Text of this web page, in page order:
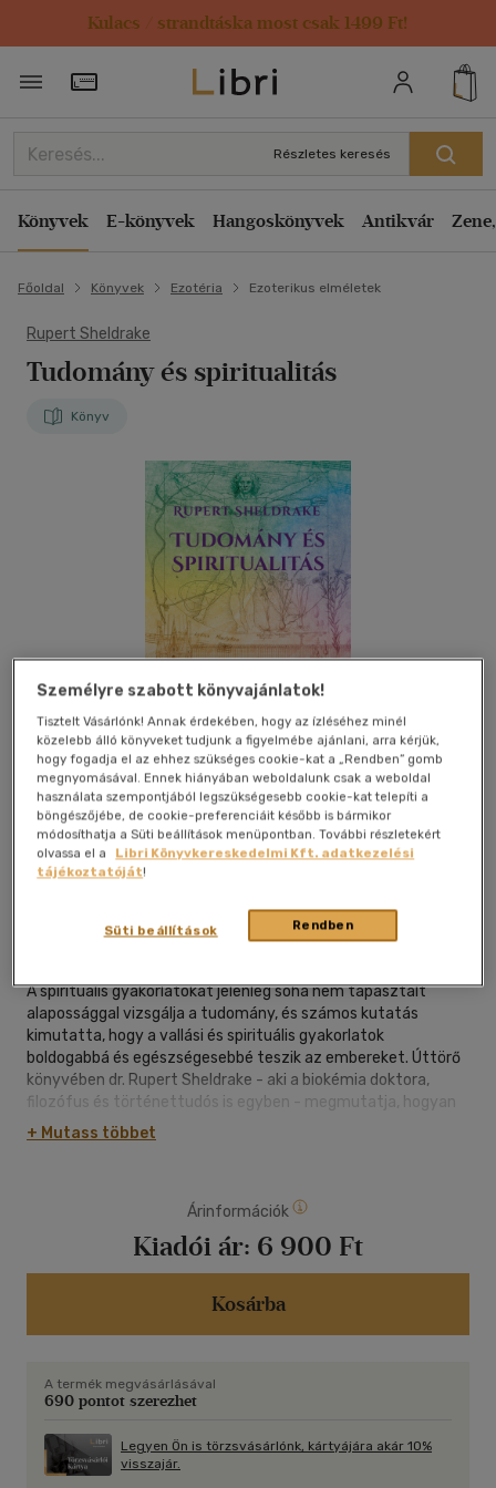
Kulacs / strandtáska most csak 1499 Ft!
Törzsvásárlói Kártya adatai
Részletes keresés
Könyvek E-könyvek Hangoskönyvek Antikvár
Főoldal Könyvek Ezotéria Ezoterikus elméletek
Rupert Sheldrake
Tudomány és spiritualitás
Könyv
Kívánságlistához adom Megosztom
| magyar nyelvű|keménytábla
A spirituális gyakorlatokat jelenleg soha nem tapasztalt
alapossággal vizsgálja a tudomány, és számos kutatás
kimutatta, hogy a vallási és spirituális gyakorlatok
boldogabbá és egészségesebbé teszik az embereket. Úttörő
könyvében dr. Rupert Sheldrake - aki a biokémia doktora,
filozófus és történettudós is egyben - megmutatja, hogyan
támasztja alá a tudomány azt a hét szellemi gyakorlatot,
amelyekre sok vallás is épít, és amelyek részei az emberiség
- a természettel való kapcsolatot,
- a növényekhez kapcsolódást,
Ez a mű összefoglalja a legfrissebb tudományos
vizsgálatokat azzal kapcsolatban, hogy mi történik, ha
spirituális gyakorlatokat végzünk, és olyan utakat javasol,
amelyeken mi magunk is felfedezhetjük e területeket. A
vallásos emberek számára az író megvilágítja szertartásaik
+ Mutass többet
Árinformációk
Kiadói ár: 6 900 Ft
Kosárba
A termék megvásárlásával
690 pontot szerezhet
Legyen Ön is törzsvásárlónk, kártyájára akár 10%
visszajár.
Személyre szabott könyvajánlatok!
Tisztelt Vásárlónk! Annak érdekében, hogy az ízléséhez minél
közelebb álló könyveket tudjunk a figyelmébe ajánlani, arra kérjük,
hogy fogadja el az ehhez szükséges cookie-kat a „Rendben” gomb
megnyomásával. Ennek hiányában weboldalunk csak a weboldal
használata szempontjából legszükségesebb cookie-kat telepíti a
böngészőjébe, de cookie-preferenciáit később is bármikor
módosíthatja a Süti beállítások menüpontban. További részletekért
olvassa el a
Libri Könyvkereskedelmi Kft. adatkezelési
tájékoztatóját!
Rendben
Süti beállítások